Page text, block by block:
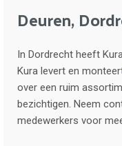
Deuren,
In Dordrecht heeft
Kura levert en
over een ruim
bezichtigen. Neem
medewerkers voor